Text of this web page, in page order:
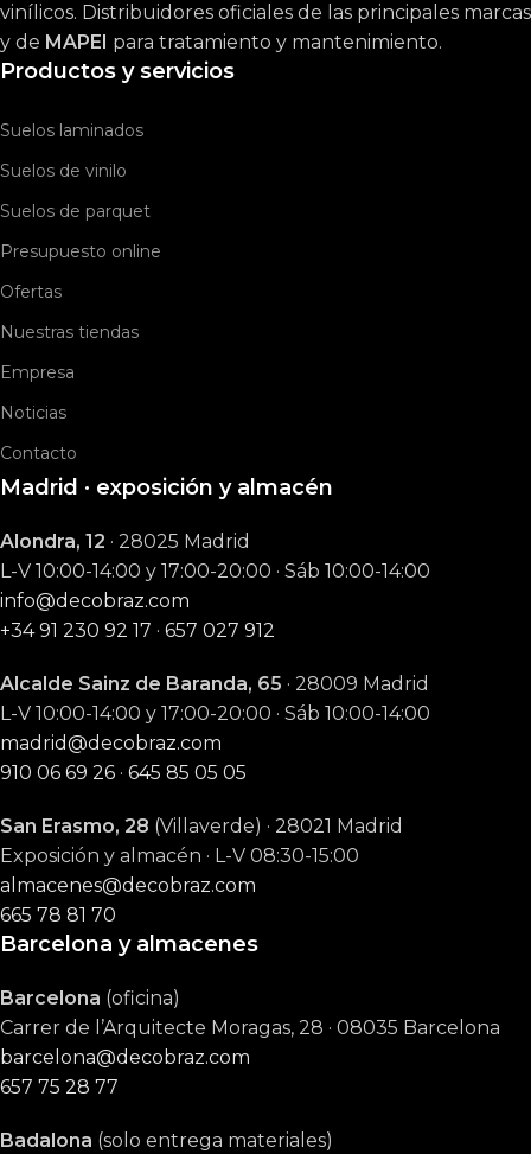
vinílicos. Distribuidores oficiales de las principales marcas
y de MAPEI para tratamiento y mantenimiento.
Productos y servicios
Suelos laminados
Suelos de vinilo
Suelos de parquet
Presupuesto online
Ofertas
Nuestras tiendas
Empresa
Noticias
Contacto
Madrid · exposición y almacén
Alondra, 12 · 28025 Madrid
L-V 10:00-14:00 y 17:00-20:00 · Sáb 10:00-14:00
info@decobraz.com
+34 91 230 92 17 · 657 027 912
Alcalde Sainz de Baranda, 65 · 28009 Madrid
L-V 10:00-14:00 y 17:00-20:00 · Sáb 10:00-14:00
madrid@decobraz.com
910 06 69 26 · 645 85 05 05
San Erasmo, 28 (Villaverde) · 28021 Madrid
Exposición y almacén · L-V 08:30-15:00
almacenes@decobraz.com
665 78 81 70
Barcelona y almacenes
Barcelona (oficina)
Carrer de l’Arquitecte Moragas, 28 · 08035 Barcelona
barcelona@decobraz.com
657 75 28 77
Badalona (solo entrega materiales)